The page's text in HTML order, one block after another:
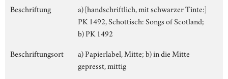
Beschriftung
a) [handschriftlich, mit schwarzer Tinte:]
PK 1492, Schottisch: Songs of Scotland;
b) PK 1492
Beschriftungsort
a) Papierlabel, Mitte; b) in die Mitte
gepresst, mittig